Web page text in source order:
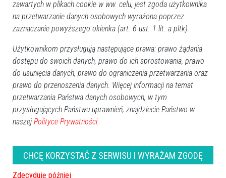
zawartych w plikach cookie w ww. celu, jest zgoda użytkownika
na przetwarzanie danych osobowych wyrażona poprzez
zaznaczanie powyższego okienka (art. 6 ust. 1 lit. a pltk).
Użytkownikom przysługują następujące prawa: prawo żądania
dostępu do swoich danych, prawo do ich sprostowania, prawo
do usunięcia danych, prawo do ograniczenia przetwarzania oraz
prawo do przenoszenia danych. Więcej informacji na temat
przetwarzania Państwa danych osobowych, w tym
przysługujących Państwu uprawnień, znajdziecie Państwo w
naszej Polityce Prywatności.
CHCĘ KORZYSTAĆ Z SERWISU I WYRAŻAM ZGODĘ
Zdecyduję później